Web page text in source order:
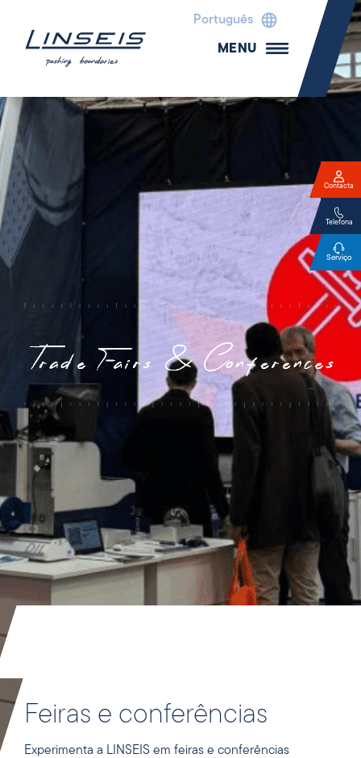
Português
MENU
Feiras e conferências
Experimenta a LINSEIS em feiras e conferências
Contacta
Telefona
Serviço